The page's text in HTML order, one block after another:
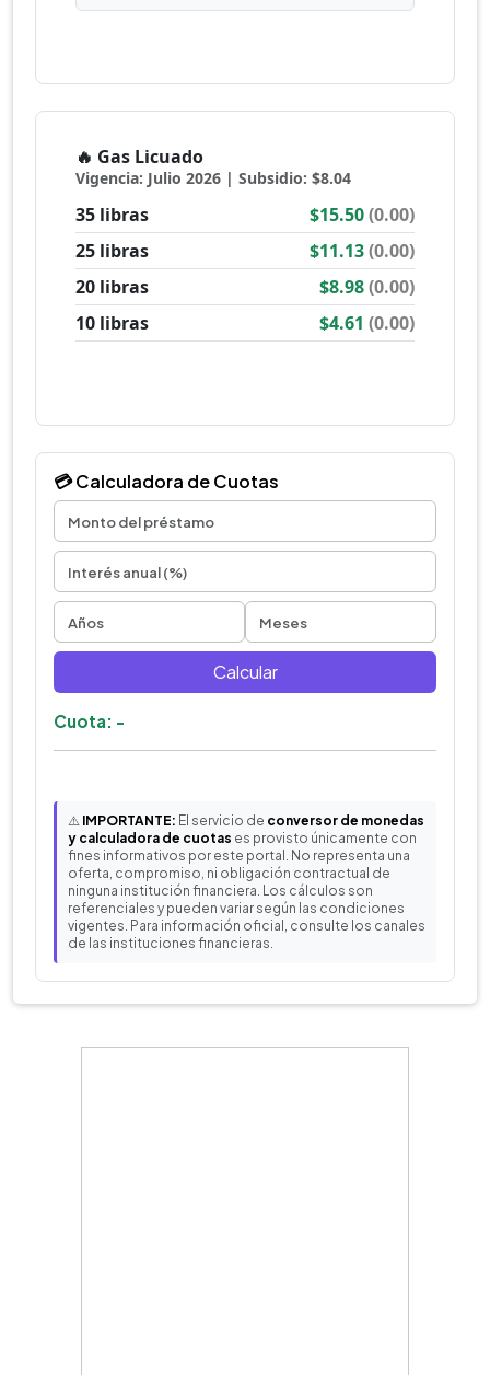
💳 Calculadora de Cuotas
Calcular
Cuota: -
⚠️ IMPORTANTE: El servicio de conversor de monedas
y calculadora de cuotas es provisto únicamente con
fines informativos por este portal. No representa una
oferta, compromiso, ni obligación contractual de
ninguna institución financiera. Los cálculos son
referenciales y pueden variar según las condiciones
vigentes. Para información oficial, consulte los canales
de las instituciones financieras.